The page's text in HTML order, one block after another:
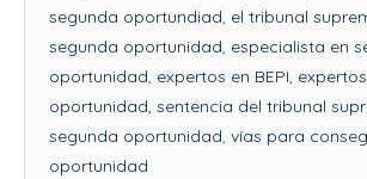
segunda oportundiad, el tribunal
segunda oportunidad, especialista en
oportunidad, expertos en BEPI,
oportunidad, sentencia del tribunal
segunda oportunidad, vías para
oportunidad